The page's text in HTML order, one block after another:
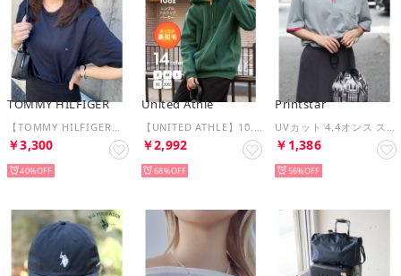
TOMMY HILFIGER
￥3,300
40%
United Athle
￥2,992
68%
Printstar
￥1,386
56%